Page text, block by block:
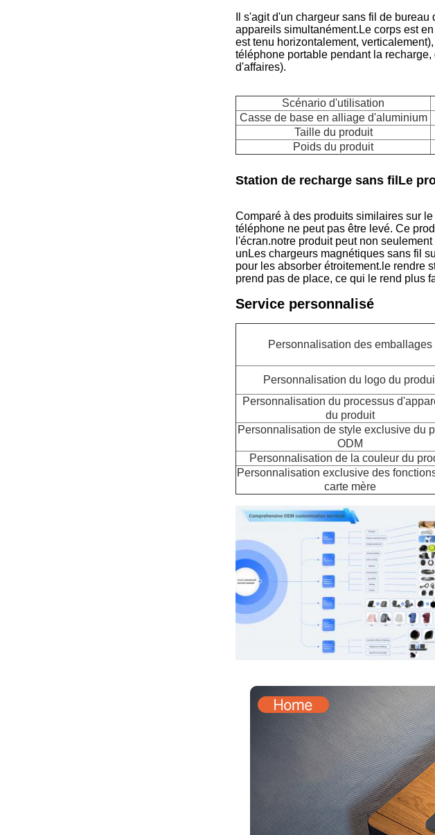
Il s'agit d'un chargeur sans fil de
appareils simultanément.Le corps est
est tenu horizontalement,
téléphone portable pendant la
d'affaires).
Scénario d'utilisation
Casse de base en alliage d'aluminium
Taille du produit
Poids du produit
Station de recharge sans filLe
Comparé à des produits similaires sur
téléphone ne peut pas être levé. Ce
l'écran.notre produit peut non
unLes chargeurs magnétiques sans fil
pour les absorber étroitement.le rendre
prend pas de place, ce qui le rend plus
Service personnalisé
Personnalisation des emballages
Personnalisation du logo du
Personnalisation du processus
du produit
Personnalisation de style exclusive du
ODM
Personnalisation de la couleur du
Personnalisation exclusive des
carte mère